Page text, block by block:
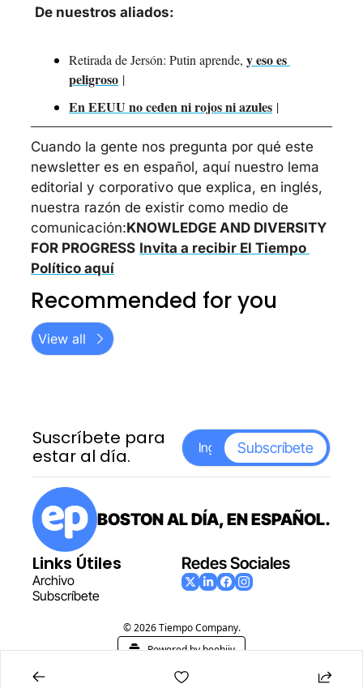
De nuestros aliados:
Retirada de Jersón: Putin aprende, y eso es
peligroso |
En EEUU no ceden ni rojos ni azules |
Cuando la gente nos pregunta por qué este
newsletter es en español, aquí nuestro lema
editorial y corporativo que explica, en inglés,
nuestra razón de existir como medio de
comunicación:KNOWLEDGE AND DIVERSITY
FOR PROGRESS Invita a recibir El Tiempo
Político aquí
Recommended for you
View all
Suscríbete para
estar al día.
Subscríbete
BOSTON AL DÍA, EN ESPAÑOL.
Links Útiles
Archivo
Subscríbete
Redes Sociales
© 2026 Tiempo Company.
Powered by beehiiv